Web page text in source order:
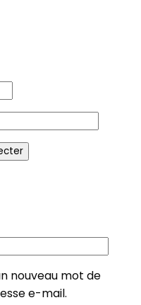
nouveau mot de
e-mail.